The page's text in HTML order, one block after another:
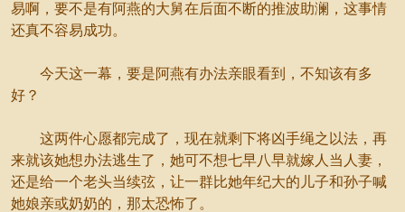
易啊，要不是有阿燕的大舅在后面不断的推波助澜，这事情
还真不容易成功。
今天这一幕，要是阿燕有办法亲眼看到，不知该有多
好？
这两件心愿都完成了，现在就剩下将凶手绳之以法，再
来就该她想办法逃生了，她可不想七早八早就嫁人当人妻，
还是给一个老头当续弦，让一群比她年纪大的儿子和孙子喊
她娘亲或奶奶的，那太恐怖了。